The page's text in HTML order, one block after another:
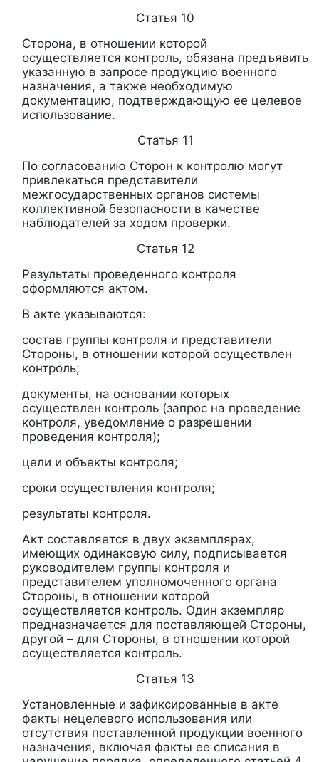
Статья 10
Сторона, в отношении которой
осуществляется контроль, обязана предъявить
указанную в запросе продукцию военного
назначения, а также необходимую
документацию, подтверждающую ее целевое
использование.
Статья 11
По согласованию Сторон к контролю могут
привлекаться представители
межгосударственных органов системы
коллективной безопасности в качестве
наблюдателей за ходом проверки.
Статья 12
Результаты проведенного контроля
оформляются актом.
В акте указываются:
состав группы контроля и представители
Стороны, в отношении которой осуществлен
контроль;
документы, на основании которых
осуществлен контроль (запрос на проведение
контроля, уведомление о разрешении
проведения контроля);
цели и объекты контроля;
сроки осуществления контроля;
результаты контроля.
Акт составляется в двух экземплярах,
имеющих одинаковую силу, подписывается
руководителем группы контроля и
представителем уполномоченного органа
Стороны, в отношении которой
осуществляется контроль. Один экземпляр
предназначается для поставляющей Стороны,
другой – для Стороны, в отношении которой
осуществляется контроль.
Статья 13
Установленные и зафиксированные в акте
факты нецелевого использования или
отсутствия поставленной продукции военного
назначения, включая факты ее списания в